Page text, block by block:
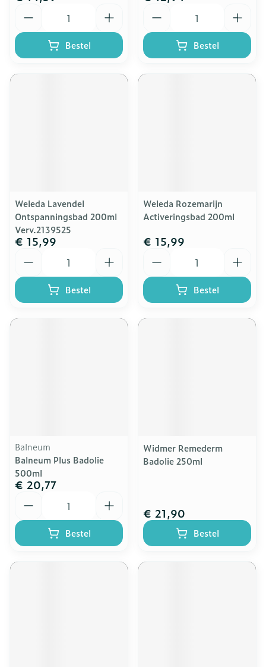
Bestel Bestel
Weleda Lavendel
Ontspanningsbad 200ml
Verv.2139525
€ 15,99
Bestel
Weleda Rozemarijn
Activeringsbad 200ml
€ 15,99
Bestel
Balneum
Balneum Plus Badolie
500ml
€ 20,77
Bestel
Widmer Remederm
Badolie 250ml
€ 21,90
Bestel